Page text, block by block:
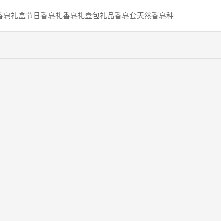
皂礼盒节日香皂礼香皂礼盒包礼品香皂套天然香皂种